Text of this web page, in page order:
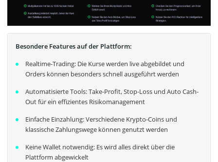
Besondere Features auf der Plattform:
Realtime-Trading: Die Kurse werden live abgebildet und
Orders können besonders schnell ausgeführt werden
Automatisierte Tools: Take-Profit, Stop-Loss und Auto Cash-
Out für ein effizientes Risikomanagement
Einfache Einzahlung: Verschiedene Krypto-Coins und
klassische Zahlungswege können genutzt werden
Keine Wallet notwendig: Es wird alles direkt über die
Plattform abgewickelt